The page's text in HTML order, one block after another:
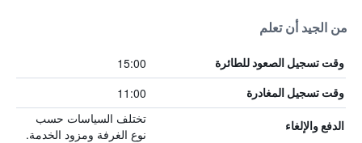
من الجيد أن تعلم
وقت تسجيل الصعود للطائرة 15:00
وقت تسجيل المغادرة 11:00
الدفع والإلغاء
تختلف السياسات حسب
نوع الغرفة ومزود الخدمة.